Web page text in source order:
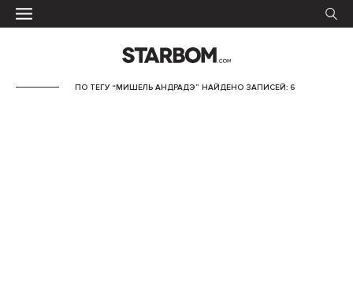
ПО ТЕГУ “МИШЕЛЬ АНДРАДЭ” НАЙДЕНО ЗАПИСЕЙ: 6